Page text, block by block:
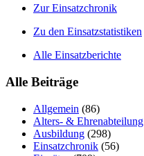
Zur Einsatzchronik
Zu den Einsatzstatistiken
Alle Einsatzberichte
Alle Beiträge
Allgemein (86)
Alters- & Ehrenabteilung
Ausbildung (298)
Einsatzchronik (56)